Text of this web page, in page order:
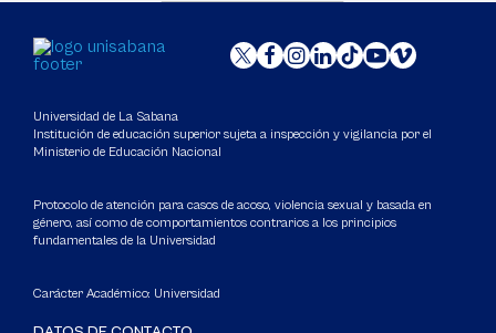
Universidad de La Sabana
Institución de educación superior sujeta a inspección y vigilancia por el
Ministerio de Educación Nacional
Protocolo de atención para casos de acoso, violencia sexual y basada en
género, así como de comportamientos contrarios a los principios
fundamentales de la Universidad
Carácter Académico: Universidad